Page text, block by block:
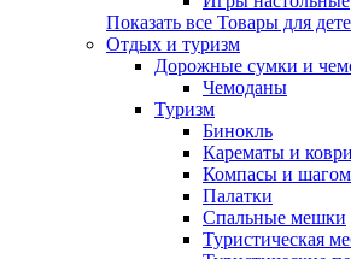
Показать все Товары для
Отдых и туризм
Дорожные сумки и
Чемоданы
Туризм
Бинокль
Карематы и
Компасы и
Палатки
Спальные мешки
Туристическая